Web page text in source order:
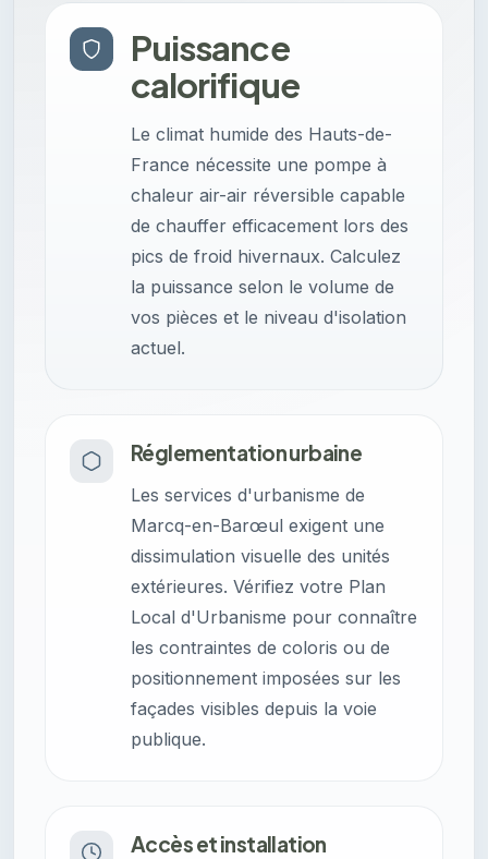
Puissance
calorifique
Le climat humide des Hauts-de-
France nécessite une pompe à
chaleur air-air réversible capable
de chauffer efficacement lors des
pics de froid hivernaux. Calculez
la puissance selon le volume de
vos pièces et le niveau d'isolation
actuel.
Réglementation urbaine
Les services d'urbanisme de
Marcq-en-Barœul exigent une
dissimulation visuelle des unités
extérieures. Vérifiez votre Plan
Local d'Urbanisme pour connaître
les contraintes de coloris ou de
positionnement imposées sur les
façades visibles depuis la voie
publique.
Accès et installation